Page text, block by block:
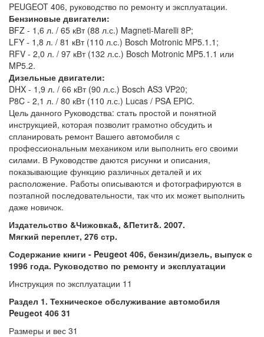
PEUGEOT 406, руководство по ремонту и эксплуатации.
Бензиновые двигатели:
BFZ - 1,6 л. / 65 кВт (88 л.с.) Magneti-Marelli 8P;
LFY - 1,8 л. / 81 кВт (110 л.с.) Bosch Motronic MP5.1.1;
RFV - 2,0 л. / 97 кВт (132 л.с.) Bosch Motronic MP5.1.1 или
MP5.2.
Дизельные двигатели:
DHX - 1,9 л. / 66 кВт (90 л.с.) Bosch AS3 VP20;
P8C - 2,1 л. / 80 кВт (110 л.с.) Lucas / PSA EPIC.
Цель данного Руководства: стать простой и понятной
инструкцией, которая позволит грамотно обсудить и
спланировать ремонт Вашего автомобиля с
профессиональным механиком или выполнить его своими
силами. В Руководстве даются рисунки и описания,
показывающие функцию различных деталей и их
расположение. Работы описываются и фотографируются в
поэтапной последовательности, так что их может выполнить
даже новичок.
Издательство &Чижовка&, &Петит&. 2007.
Мягкий переплет, 276 стр.
Содержание книги - Peugeot 406, бензин/дизель, выпуск с
1996 года. Руководство по ремонту и эксплуатации
Инструкция по эксплуатации 11
Раздел 1. Техническое обслуживание автомобиля
Peugeot 406 31
Размеры и вес 31